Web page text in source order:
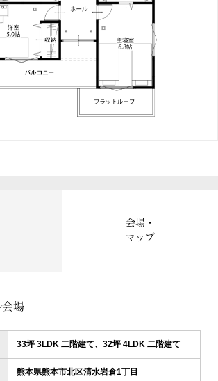
会場・
マップ
場
33坪 3LDK 二階建て、32坪 4LDK 二階建て
熊本県熊本市北区清水岩倉1丁目